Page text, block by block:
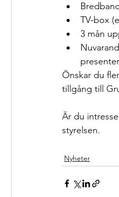
TV-box
3 mån
Önskar du
tillgång till
Är du
styrelsen.
Nyheter